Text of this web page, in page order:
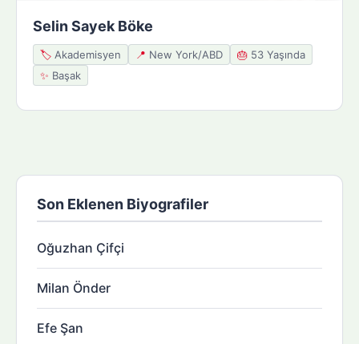
Selin Sayek Böke
🏷️ Akademisyen 📍 New York/ABD 🎂 53 Yaşında
✨ Başak
Son Eklenen Biyografiler
Oğuzhan Çifçi
Milan Önder
Efe Şan